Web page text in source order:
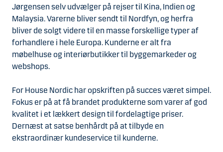
Jørgensen selv udvælger på rejser til Kina, Indien og
Malaysia. Varerne bliver sendt til Nordfyn, og herfra
bliver de solgt videre til en masse forskellige typer af
forhandlere i hele Europa. Kunderne er alt fra
møbelhuse og interiørbutikker til byggemarkeder og
webshops.
For House Nordic har opskriften på succes været simpel.
Fokus er på at få brandet produkterne som varer af god
kvalitet i et lækkert design til fordelagtige priser.
Dernæst at satse benhårdt på at tilbyde en
ekstraordinær kundeservice til kunderne.